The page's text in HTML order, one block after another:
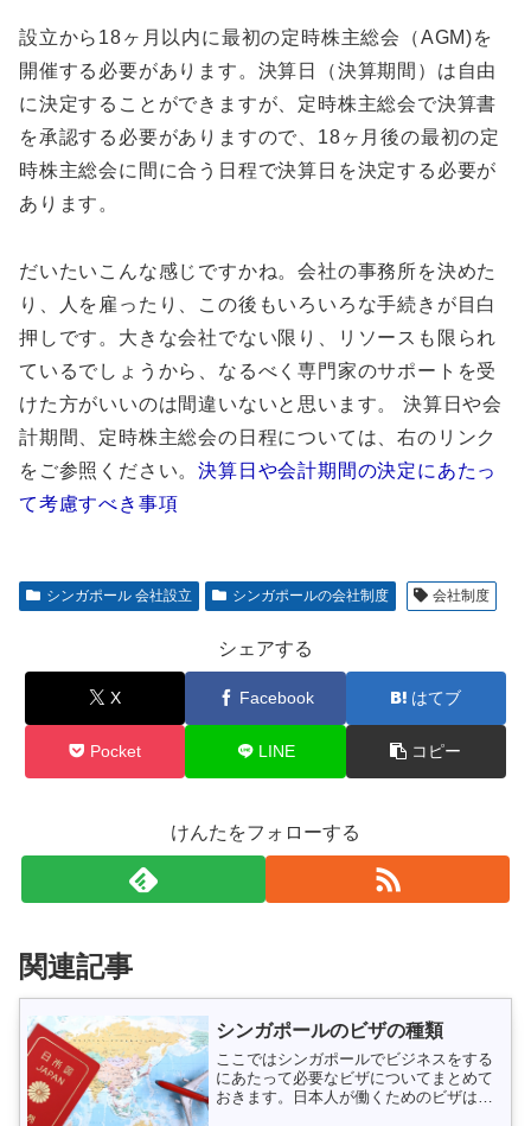
設立から18ヶ月以内に最初の定時株主総会（AGM)を
開催する必要があります。決算日（決算期間）は自由
に決定することができますが、定時株主総会で決算書
を承認する必要がありますので、18ヶ月後の最初の定
時株主総会に間に合う日程で決算日を決定する必要が
あります。
だいたいこんな感じですかね。会社の事務所を決めた
り、人を雇ったり、この後もいろいろな手続きが目白
押しです。大きな会社でない限り、リソースも限られ
ているでしょうから、なるべく専門家のサポートを受
けた方がいいのは間違いないと思います。 決算日や会
計期間、定時株主総会の日程については、右のリンク
をご参照ください。決算日や会計期間の決定にあたっ
て考慮すべき事項
シンガポール 会社設立 シンガポールの会社制度 会社制度
シェアする
X Facebook はてブ
Pocket LINE コピー
けんたをフォローする
関連記事
シンガポールのビザの種類
ここではシンガポールでビジネスをする
にあたって必要なビザについてまとめて
おきます。日本人が働くためのビザは、